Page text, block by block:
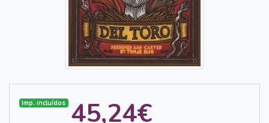
Imp. incluídos 45,24€